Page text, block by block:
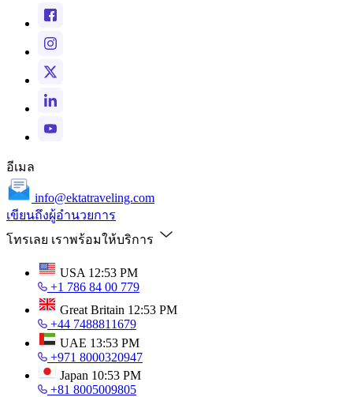
อีเมล
info@ektatraveling.com
เขียนถึงผู้อำนวยการ
โทรเลย เราพร้อมให้บริการ
USA 12:53 PM
+1 786 84 00 779
Great Britain 12:53 PM
+44 7488811679
UAE 13:53 PM
+971 8000320947
Japan 10:53 PM
+81 8005009805